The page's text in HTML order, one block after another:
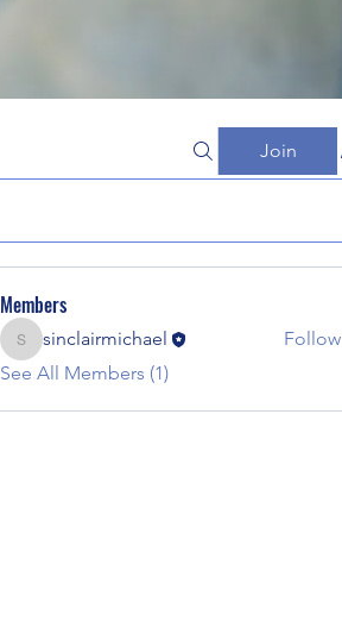
Join
Members
sinclairmichael
sinclairmichael
Follow
See All Members (1)